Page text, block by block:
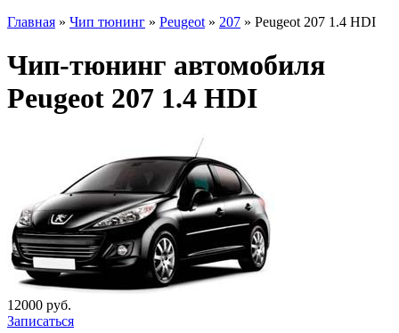
Главная » Чип тюнинг » Peugeot » 207 » Peugeot 207 1.4 HDI
Чип-тюнинг автомобиля
Peugeot 207 1.4 HDI
12000 руб.
Записаться